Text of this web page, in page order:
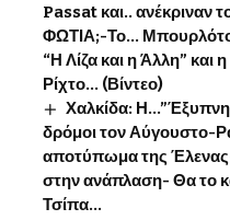
Passat και..
ΦΩΤΙΑ;-Το… Μπουρλότο-
“Η Λίζα και η Άλλη” και
Ρίχτο… (Βίντεο)
Χαλκίδα:
δρόμοι τον Αύγουστο-
αποτύπωμα της
στην ανάπλαση- Θα το
Τσίπα…